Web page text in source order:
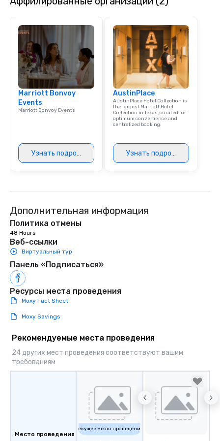
Marriott Bonvoy
Events
Marriott Bonvoy Events
Узнать подробнее
AustinPlace
AustinPlace Hotel Collection is
the largest Marriott Hotel
Collection in Texas, curated for
optimum convenience and
centralized booking.
Узнать подробнее
Дополнительная информация
Политика отмены
48 Hours
Веб-ссылки
Виртуальный тур
Панель «Подписаться»
Ресурсы места проведения
Moxy Fact Sheet
Moxy Savings
Рекомендуемые места проведения
24 других мест проведения соответствуют вашим
требованиям
Место проведения
Текущее место проведения